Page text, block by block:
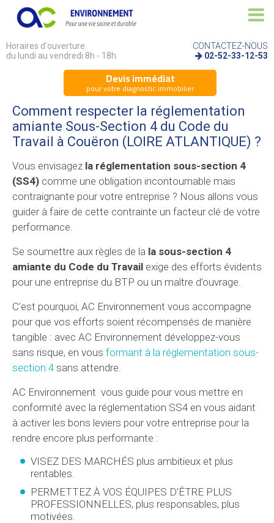
Horaires d'ouverture
du lundi au vendredi 8h - 18h
CONTACTEZ-NOUS
02-52-33-12-53
Devis immédiat
pour votre diagnostic immobilier
Comment respecter la réglementation
amiante Sous-Section 4 du Code du
Travail à Couëron (LOIRE ATLANTIQUE) ?
Vous envisagez la réglementation sous-section 4
(SS4) comme une obligation incontournable mais
contraignante pour votre entreprise ? Nous allons vous
guider à faire de cette contrainte un facteur clé de votre
performance.
Se soumettre aux règles de la la sous-section 4
amiante du Code du Travail exige des efforts évidents
pour une entreprise du BTP ou un maître d’ouvrage.
C’est pourquoi, AC Environnement vous accompagne
pour que vos efforts soient récompensés de manière
tangible : avec AC Environnement développez-vous
sans risque, en vous formant à la réglementation sous-
section 4 sans attendre.
AC Environnement vous guide pour vous mettre en
conformité avec la réglementation SS4 en vous aidant
à activer les bons leviers pour votre entreprise pour la
rendre encore plus performante :
VISEZ DES MARCHÉS plus ambitieux et plus
rentables.
PERMETTEZ À VOS ÉQUIPES D’ÊTRE PLUS
PROFESSIONNELLES, plus responsables, plus
motivées.